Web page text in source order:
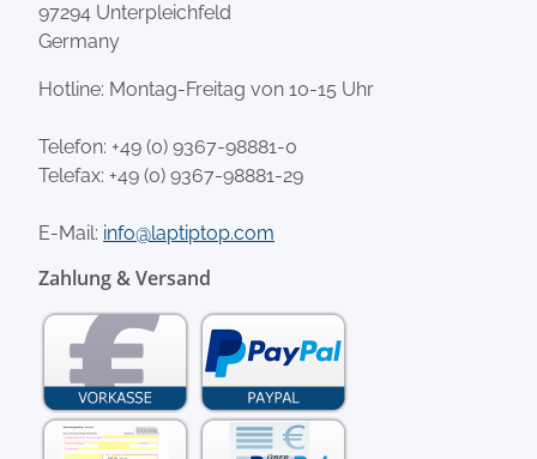
97294 Unterpleichfeld
Germany
Hotline: Montag-Freitag von 10-15 Uhr
Telefon: +49 (0) 9367-98881-0
Telefax: +49 (0) 9367-98881-29
E-Mail: info@laptiptop.com
Zahlung & Versand